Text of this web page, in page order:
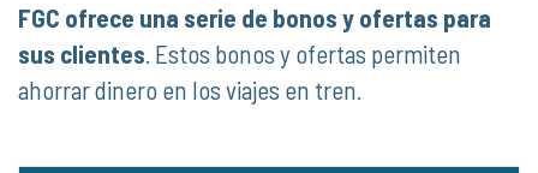
FGC ofrece una serie de bonos y ofertas para
sus clientes . Estos bonos y ofertas permiten
ahorrar dinero en los viajes en tren.